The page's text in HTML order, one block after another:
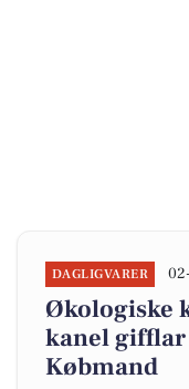
DAGLIGVARER
Økologiske
kanel
Købmand